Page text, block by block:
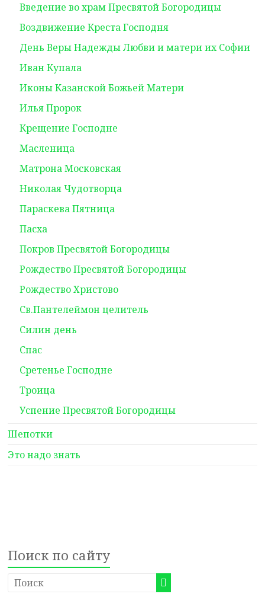
Введение во храм Пресвятой Богородицы
Воздвижение Креста Господня
День Веры Надежды Любви и матери их Софии
Иван Купала
Иконы Казанской Божьей Матери
Илья Пророк
Крещение Господне
Масленица
Матрона Московская
Николая Чудотворца
Параскева Пятница
Пасха
Покров Пресвятой Богородицы
Рождество Пресвятой Богородицы
Рождество Христово
Св.Пантелеймон целитель
Силин день
Спас
Сретенье Господне
Троица
Успение Пресвятой Богородицы
Шепотки
Это надо знать
Поиск по сайту